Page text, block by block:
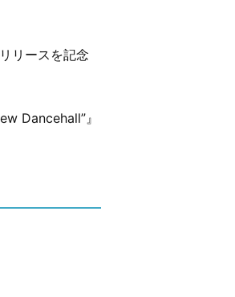
リースを記念
Dancehall”』